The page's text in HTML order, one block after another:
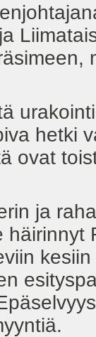
hetki
ovat
ja
häirinnyt